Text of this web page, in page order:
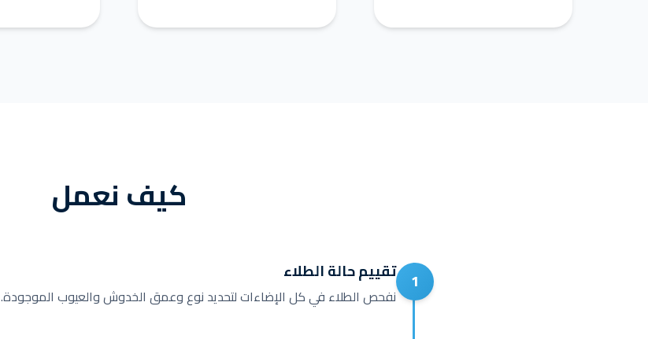
كيف نعمل
1 تقييم حالة الطلاء
نفحص الطلاء في كل الإضاءات لتحديد نوع وعمق الخدوش والعيوب الموجودة.